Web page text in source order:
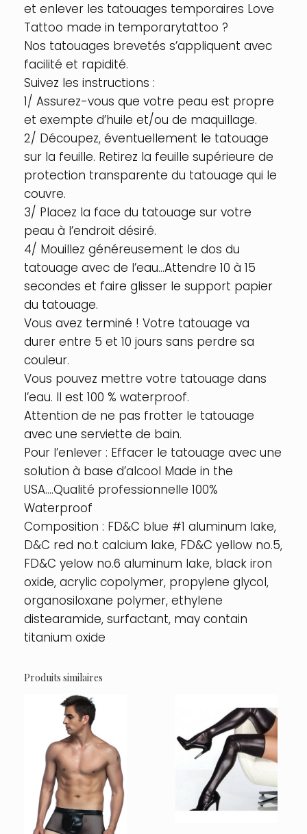
et enlever les tatouages temporaires Love
Tattoo made in temporarytattoo ?
Nos tatouages brevetés s’appliquent avec
facilité et rapidité.
Suivez les instructions :
1/ Assurez-vous que votre peau est propre
et exempte d’huile et/ou de maquillage.
2/ Découpez, éventuellement le tatouage
sur la feuille. Retirez la feuille supérieure de
protection transparente du tatouage qui le
couvre.
3/ Placez la face du tatouage sur votre
peau à l’endroit désiré.
4/ Mouillez généreusement le dos du
tatouage avec de l’eau…Attendre 10 à 15
secondes et faire glisser le support papier
du tatouage.
Vous avez terminé ! Votre tatouage va
durer entre 5 et 10 jours sans perdre sa
couleur.
Vous pouvez mettre votre tatouage dans
l’eau. Il est 100 % waterproof.
Attention de ne pas frotter le tatouage
avec une serviette de bain.
Pour l’enlever : Effacer le tatouage avec une
solution à base d’alcool Made in the
USA….Qualité professionnelle 100%
Waterproof
Composition : FD&C blue #1 aluminum lake,
D&C red no.t calcium lake, FD&C yellow no.5,
FD&C yelow no.6 aluminum lake, black iron
oxide, acrylic copolymer, propylene glycol,
organosiloxane polymer, ethylene
distearamide, surfactant, may contain
titanium oxide
Produits similaires